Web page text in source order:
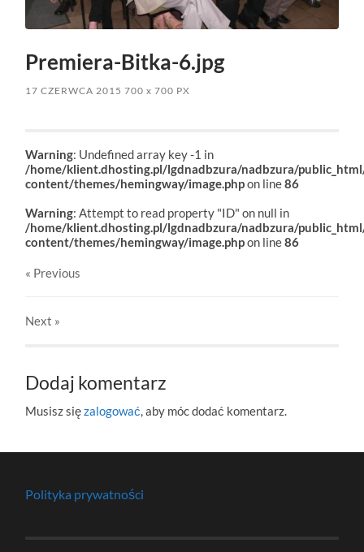
Premiera-Bitka-6.jpg
17 CZERWCA 2015 700x 700 PX
Warning: Undefined array key -1 in
/home/klient.dhosting.pl/lgdnadbzura/nadbzura/
content/themes/hemingway/image.phpon line86
Warning: Attempt to read property "ID" on null in
/home/klient.dhosting.pl/lgdnadbzura/nadbzura/
content/themes/hemingway/image.phpon line86
« Previous
Next »
Dodaj komentarz
Musisz sięzalogować , aby móc dodać komentarz.
Polityka prywatności